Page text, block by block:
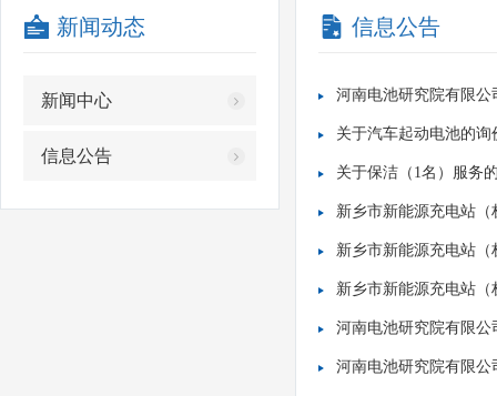
我院召开2023年上半年度工作会议
洛阳紫光太阳能应用技术研究院院长兰琴一
省政协副主席戴柏华一行莅临我院参观调研
省委改革办调研组莅临我院参观调研
信息公告
河南电池研究院有限
关于汽车起动电池的询
关于保洁（1名）服务
新乡市新能源充电站
新乡市新能源充电站
新乡市新能源充电站
河南电池研究院有限
河南电池研究院有限
新闻动态
新闻中心
信息公告